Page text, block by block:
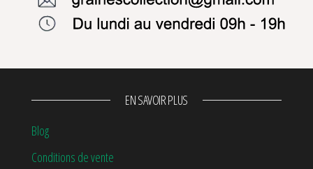
EN SAVOIR PLUS
Blog
Conditions de vente